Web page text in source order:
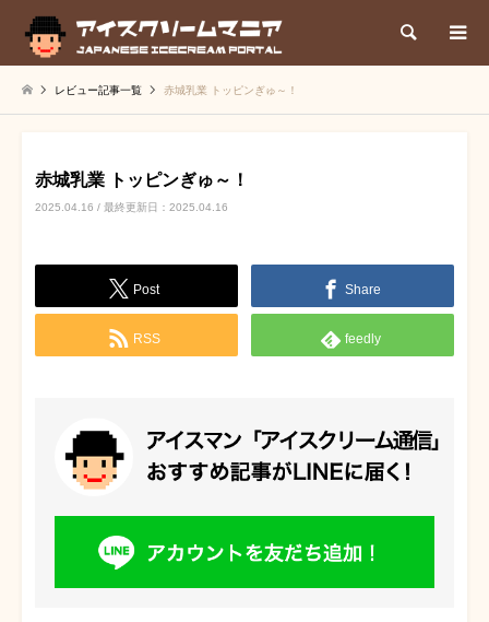
検索
レビュー記事一覧 赤城乳業 トッピンぎゅ～！
赤城乳業 トッピンぎゅ～！
2025.04.16 / 最終更新日：2025.04.16
Post Share
RSS feedly